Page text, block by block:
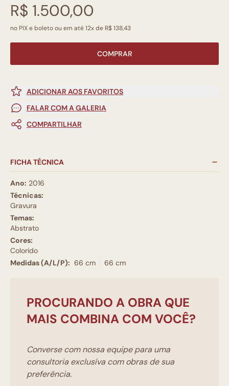
R$ 1.500,00
no PIX e boleto ou em até 12x de R$ 138,43
COMPRAR
ADICIONAR AOS FAVORITOS
FALAR COM A GALERIA
COMPARTILHAR
FICHA TÉCNICA
Ano: 2016
Técnicas:
Gravura
Temas:
Abstrato
Cores:
Colorido
Medidas (A/L/P): 66 cm 66 cm
PROCURANDO A OBRA QUE
MAIS COMBINA COM VOCÊ?
Converse com nossa equipe para uma
consultoria exclusíva com obras de sua
preferência.